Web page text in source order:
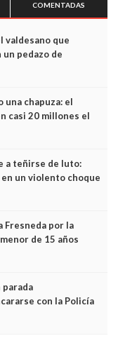
COMENTADAS
valdesano que
pedazo de
una chapuza: el
casi 20 millones el
no cabían por los
a teñirse de luto:
un violento choque
Fresneda por la
de 15 años
parada
con la Policía